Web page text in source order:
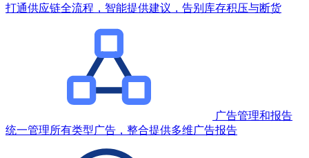
打通供应链全流程，智能提供建议，告别库存积压与断货
广告管理和报告
统一管理所有类型广告，整合提供多维广告报告